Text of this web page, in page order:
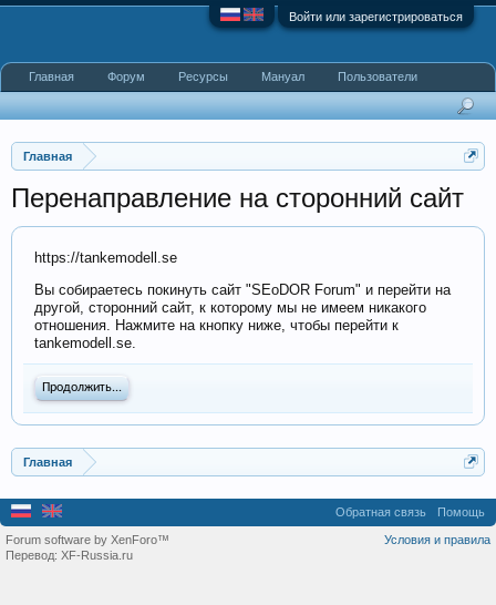
Войти или зарегистрироваться
Главная
Перенаправление на сторонний сайт
https://tankemodell.se
Вы собираетесь покинуть сайт "SEoDOR Forum" и перейти на
другой, сторонний сайт, к которому мы не имеем никакого
отношения. Нажмите на кнопку ниже, чтобы перейти к
tankemodell.se.
Продолжить...
Главная
Главная Форум Ресурсы Мануал Пользователи
Обратная связь Помощь
Условия и правила
Forum software by XenForo™
Перевод: XF-Russia.ru